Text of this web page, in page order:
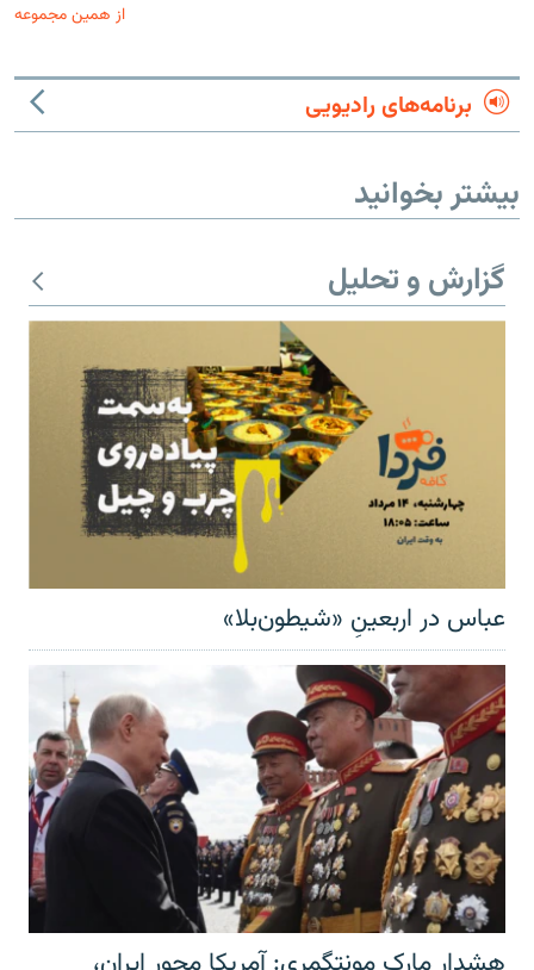
از همین مجموعه
برنامه‌های رادیویی
بیشتر بخوانید
گزارش و تحلیل
عباس در اربعینِ «شیطون‌بلا»